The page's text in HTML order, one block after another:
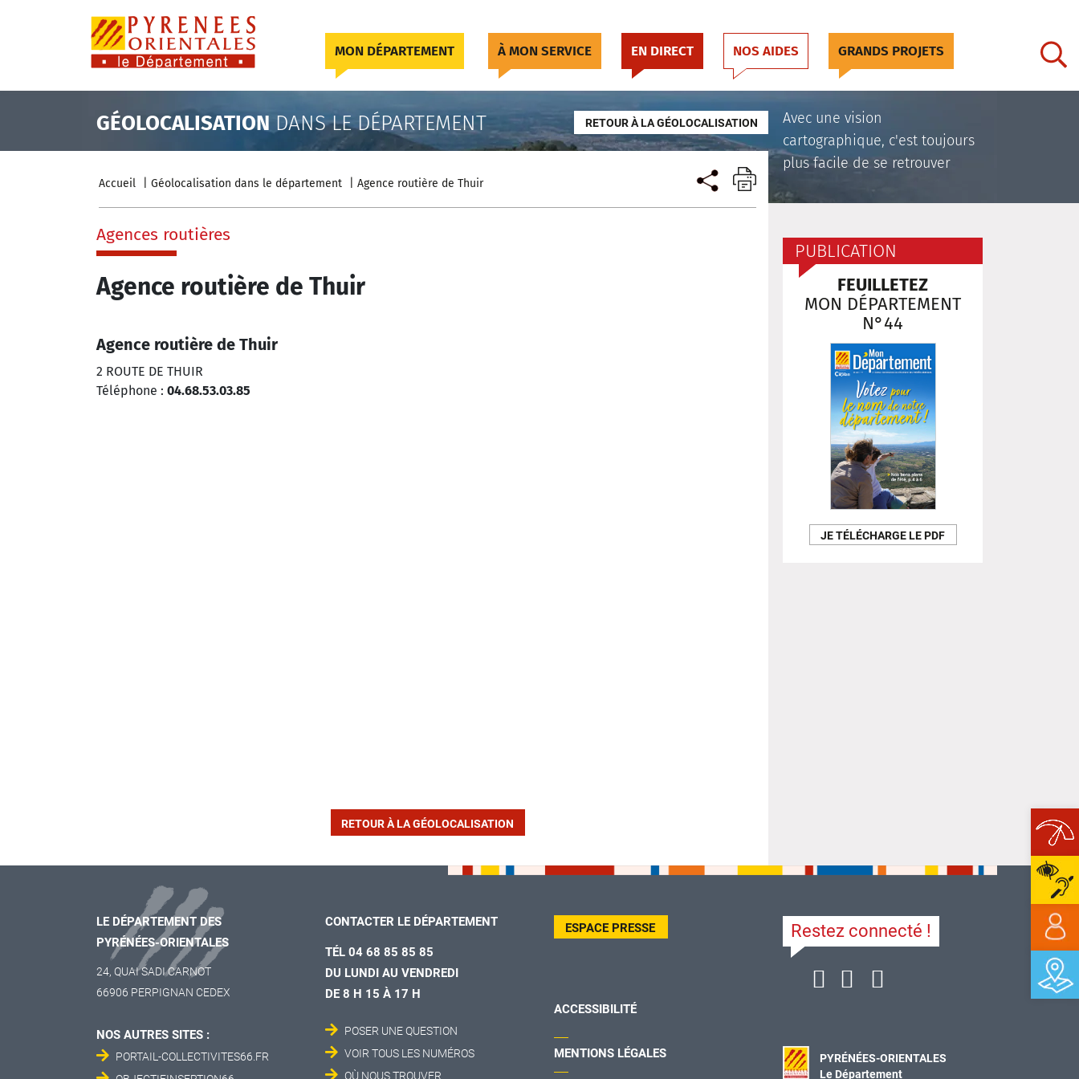
MON DÉPARTEMENT À MON SERVICE EN DIRECT NOS AIDES GRANDS PROJETS
GÉOLOCALISATION DANS LE DÉPARTEMENT RETOUR À LA GÉOLOCALISATION
Avec une vision
cartographique, c'est toujours
plus facile de se retrouver
Accueil Géolocalisation dans le département Agence routière de Thuir
Agences routières
Agence routière de Thuir
Agence routière de Thuir
2 ROUTE DE THUIR
Téléphone : 04.68.53.03.85
RETOUR À LA GÉOLOCALISATION
PUBLICATION
FEUILLETEZ
MON DÉPARTEMENT
N°44
JE TÉLÉCHARGE LE PDF
LE DÉPARTEMENT DES
PYRÉNÉES-ORIENTALES
24, QUAI SADI CARNOT
66906 PERPIGNAN CEDEX
NOS AUTRES SITES :
PORTAIL-COLLECTIVITES66.FR
CONTACTER LE DÉPARTEMENT
TÉL 04 68 85 85 85
DU LUNDI AU VENDREDI
DE 8 H 15 À 17 H
POSER UNE QUESTION
VOIR TOUS LES NUMÉROS
OÙ NOUS TROUVER
ESPACE PRESSE
ACCESSIBILITÉ
MENTIONS LÉGALES
Restez connecté !
PYRÉNÉES-ORIENTALES
Le Département